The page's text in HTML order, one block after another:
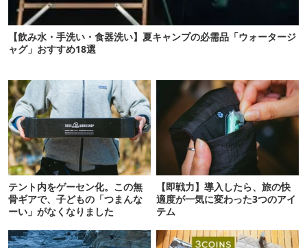
【飲み水・手洗い・食器洗い】夏キャンプの必需品「ウォータージ
ャグ」おすすめ18選
テント内をゲーセン化。この無
骨ギアで、子どもの「つまんな
ーい」がなくなりました
【即戦力】導入したら、旅の快
適度が一気に変わった3つのアイ
テム